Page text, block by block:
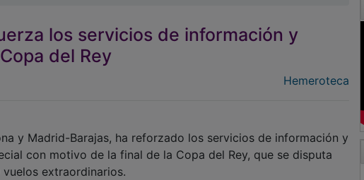
los servicios de información y
del Rey
Hemeroteca
y Madrid-Barajas, ha reforzado los servicios de información y
con motivo de la final de la Copa del Rey, que se disputa
extraordinarios.